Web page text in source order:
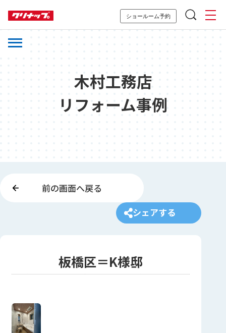
ショールーム予約
木村工務店
リフォーム事例
前の画面へ戻る
シェアする
板橋区＝K様邸